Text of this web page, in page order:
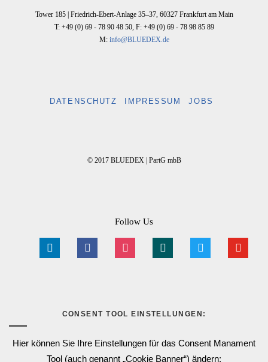
Tower 185 | Friedrich-Ebert-Anlage 35–37, 60327 Frankfurt am Main
T: +49 (0) 69 - 78 90 48 50, F: +49 (0) 69 - 78 98 85 89
M: info@BLUEDEX.de
DATENSCHUTZ IMPRESSUM JOBS
© 2017 BLUEDEX | PartG mbB
Follow Us
linkedin facebook instagram xing twitter youtube
CONSENT TOOL EINSTELLUNGEN:
Hier können Sie Ihre Einstellungen für das Consent Manament
Tool (auch genannt „Cookie Banner“) ändern: